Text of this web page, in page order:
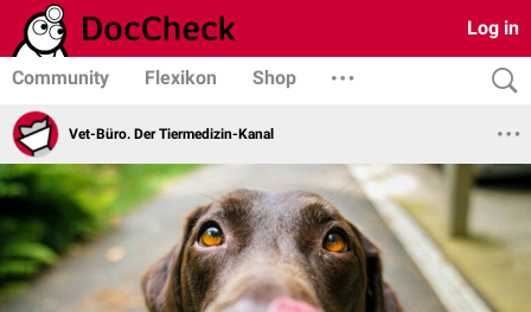
Log in
Community Flexikon Shop
Vet-Büro. Der Tiermedizin-Kanal